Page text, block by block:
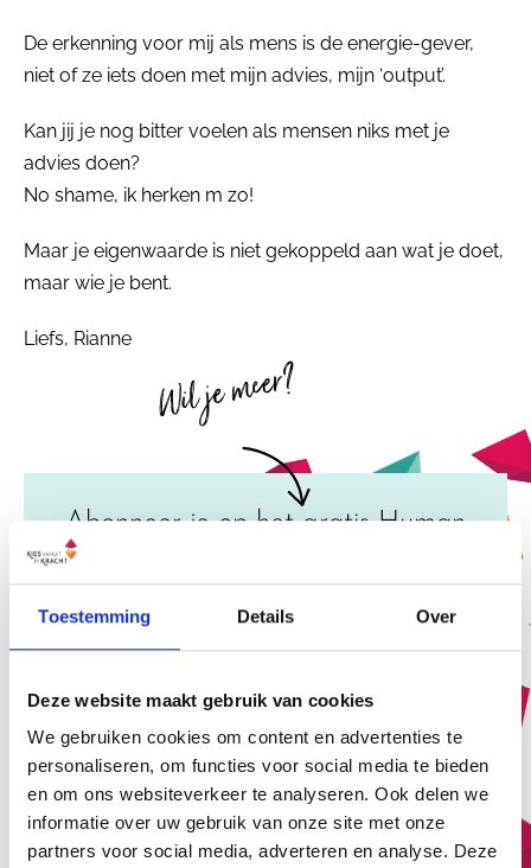
Toestemming Details Over
Deze website maakt gebruik van cookies
We gebruiken cookies om content en advertenties te
personaliseren, om functies voor social media te bieden
en om ons websiteverkeer te analyseren. Ook delen we
informatie over uw gebruik van onze site met onze
partners voor social media, adverteren en analyse. Deze
De erkenning voor mij als mens is de energie-gever,
niet of ze iets doen met mijn advies, mijn ‘output’.
Kan jij je nog bitter voelen als mensen niks met je
advies doen?
No shame, ik herken m zo!
Maar je eigenwaarde is niet gekoppeld aan wat je doet,
maar wie je bent.
Liefs, Rianne
Wil je meer?
Abonneer je op het gratis Human
Design